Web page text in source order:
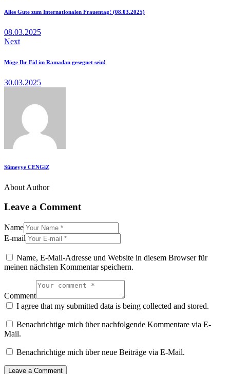
clipboard
Alles Gute zum Internationalen Frauentag! (08.03.2025)
08.03.2025
Next
Möge Ihr Eid im Ramadan gesegnet sein!
30.03.2025
Sümeyye CENGiZ
About Author
Leave a Comment
Name
E-mail
Name, E-Mail-Adresse und Website in diesem Browser für
meinen nächsten Kommentar speichern.
Comment
I agree that my submitted data is being collected and stored.
Benachrichtige mich über nachfolgende Kommentare via E-
Mail.
Benachrichtige mich über neue Beiträge via E-Mail.